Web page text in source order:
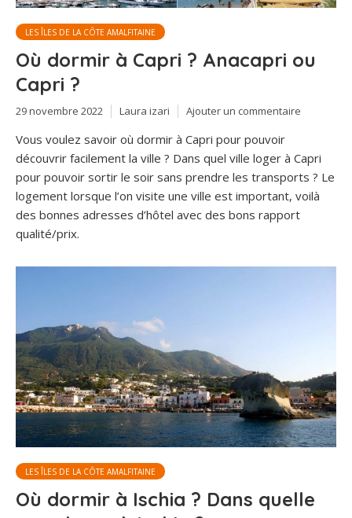
LES ÎLES DE LA CÔTE AMALFITAINE
Où dormir à Capri ? Anacapri ou
Capri ?
29 novembre 2022 Laura izari Ajouter un commentaire
Vous voulez savoir où dormir à Capri pour pouvoir
découvrir facilement la ville ? Dans quel ville loger à Capri
pour pouvoir sortir le soir sans prendre les transports ? Le
logement lorsque l’on visite une ville est important, voilà
des bonnes adresses d’hôtel avec des bons rapport
qualité/prix.
LES ÎLES DE LA CÔTE AMALFITAINE
Où dormir à Ischia ? Dans quelle